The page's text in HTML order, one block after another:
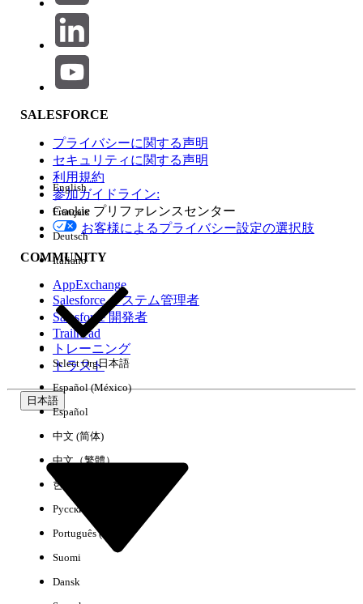
製品エリア
機能の影響
エディション
環境
SALESFORCE
プライバシーに関する声明
セキュリティに関する声明
利用規約
参加ガイドライン:
Cookie プリファレンスセンター
お客様によるプライバシー設定の選択肢
COMMUNITY
AppExchange
Salesforce システム管理者
Salesforce 開発者
Trailhead
トレーニング
トラスト
日本語
English
Français
Deutsch
Italiano
Select Org日本語
Español (México)
Español
中文 (简体)
中文（繁體）
한국어
Русский
Português (Brasil)
Suomi
Dansk